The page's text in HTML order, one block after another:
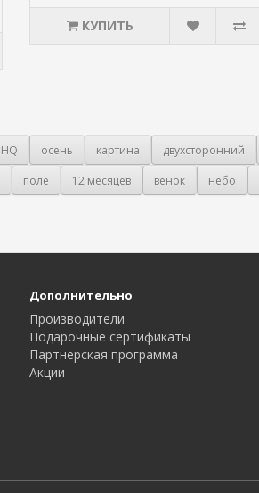
КУПИТЬ
HQ осень картина двухсторонний
поле 12 месяцев венок небо
Дополнительно
Производители
Подарочные сертификаты
Партнерская программа
Акции